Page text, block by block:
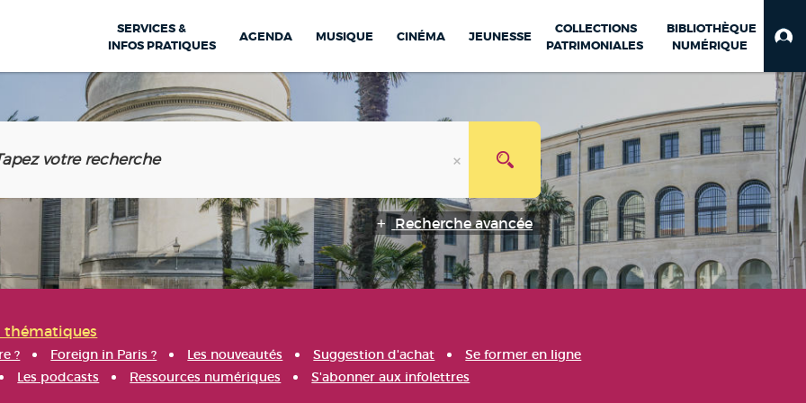
SERVICES &
INFOS PRATIQUES
AGENDA MUSIQUE CINÉMA JEUNESSE
COLLECTIONS
PATRIMONIALES
BIBLIOTHÈQUE
NUMÉRIQUE
Recherche avancée
thématiques
? Foreign in Paris ? Les nouveautés Suggestion d'achat
Se former en ligne
Les podcasts Ressources numériques S'abonner aux infolettres